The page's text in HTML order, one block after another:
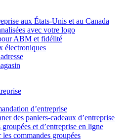
aux États-Unis et au Canada
avec votre logo
ABM et fidélité
électroniques
d’entreprise
des paniers-cadeaux d’entreprise
groupées et d’entreprise en ligne
commandes groupées